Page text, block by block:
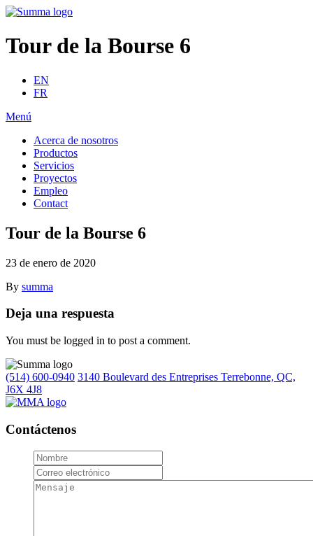
Tour de la Bourse 6
EN
FR
Menú
Acerca de nosotros
Productos
Servicios
Proyectos
Empleo
Contact
Tour de la Bourse 6
23 de enero de 2020
By summa
Deja una respuesta
You must be logged in to post a comment.
(514) 600-0940 3140 Boulevard des Entreprises Terrebonne, QC,
J6X 4J8
Contáctenos